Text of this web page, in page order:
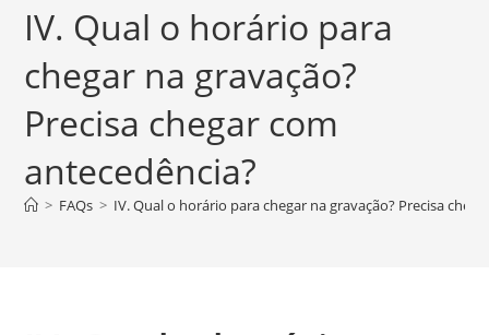
IV. Qual o horário para
chegar na gravação?
Precisa chegar com
antecedência?
> FAQs > IV. Qual o horário para chegar na gravação? Precisa